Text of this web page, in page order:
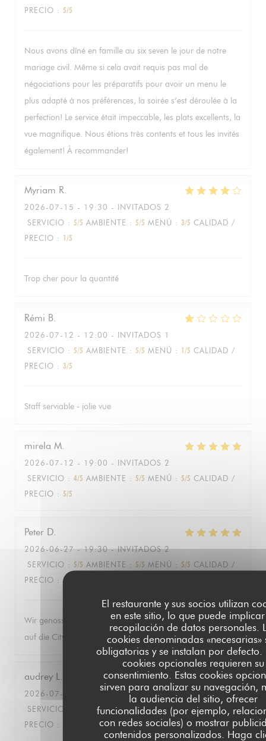
El restaurante y sus socios utilizan
en este sitio, lo que puede
recopilación de datos personales.
cookies denominadas «necesarias»
obligatorias y se instalan por defecto.
cookies opcionales requieren su
consentimiento. Estas cookies
sirven para analizar su navegación,
la audiencia del sitio, ofrecer
funcionalidades (por ejemplo,
con redes sociales) o mostrar
contenidos personalizados. Haga
PRECIO : 5/5
Nous avons dîné en famille au six seven le jour de notre
mariage civil. Même si cela avait requis pas mal de
négociations pour les préparatifs pour avoir un menu le
plus adapté à nos préférences, la soirée s’est déroulée à la
perfection! Le service était impeccable, les plats excellents, la
vue magnifique. Nous étions très contents et tous les invités
également! À recommander!
Myriam R
2026-07-15 - 19:30 - INVITADOS 2
SERVICIO : 5/5 AMBIENTE : 5/5 MENÚ : 3/5 CALIDAD /
PRECIO : 1/5
Trop cher pour la quantité
Rémi B
2026-07-12 - 12:00 - INVITADOS 1
SERVICIO : 5/5 AMBIENTE : 5/5 MENÚ : 1/5 CALIDAD /
PRECIO : 3/5
Staff serviable - jolie vue
mirela M
2026-07-12 - 19:00 - INVITADOS 2
SERVICIO : 4/5 AMBIENTE : 5/5 MENÚ : 5/5 CALIDAD /
PRECIO : 5/5
Peter D
2026-06-27- 19:30 - INVITADOS 2
SERVICIO : 5/5 AMBIENTE : 5/5 MENÚ : 5/5 CALIDAD /
PRECIO : 5
Wir genossen die herrlich entspannte Atmosphäre mit Blick
auf die City und das Menü gleichermassen!
audrey L
2026-07-09
- 18:30 - INVITADOS 15
SERVICIO
AMBIENTE: 5/5 MENÚ: 4/5 CALIDAD /
PRECIO :